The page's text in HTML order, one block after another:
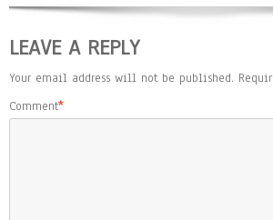
LEAVE A REPLY
Your email address will not be published.
Comment*